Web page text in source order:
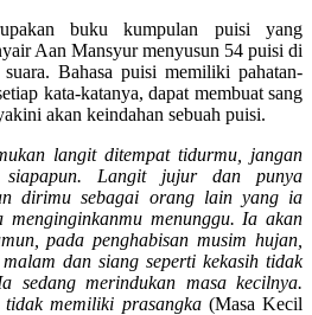
buku kumpulan puisi yang
Aan Mansyur menyusun 54 puisi di
Bahasa puisi memiliki pahatan-
kata-katanya, dapat membuat sang
akan keindahan sebuah puisi.
langit ditempat tidurmu, jangan
siapapun. Langit jujur dan punya
dirimu sebagai orang lain yang ia
menunggu. Ia akan
pada penghabisan musim hujan,
dan siang seperti kekasih tidak
sedang merindukan masa kecilnya.
memiliki prasangka(Masa Kecil